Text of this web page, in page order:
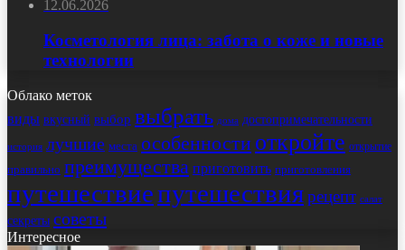
12.06.2026
Косметология лица: забота о коже и новые
технологии
Облако меток
виды вкусный выбор выбрать дома достопримечательности
история лучшие места особенности откройте открытие
правильно преимущества приготовить приготовления
путешествиепутешествиярецепт салат
секреты советы
Интересное